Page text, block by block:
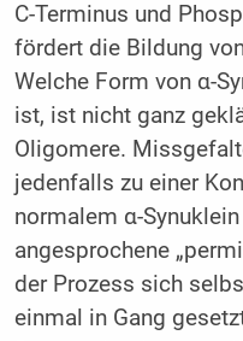
C-Terminus und
fördert die Bildung
Welche Form von α-
ist, ist nicht ganz
Oligomere.
jedenfalls zu einer
normalem α-
angesprochene
der Prozess sich
einmal in Gang